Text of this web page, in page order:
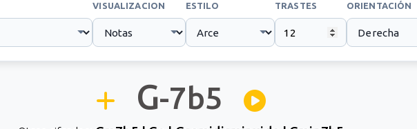
VISUALIZACION ESTILO TRASTES ORIENTACIÓN
G-7b5